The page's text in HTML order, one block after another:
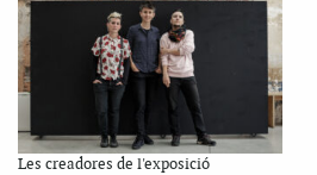
Les creadores de l'exposició